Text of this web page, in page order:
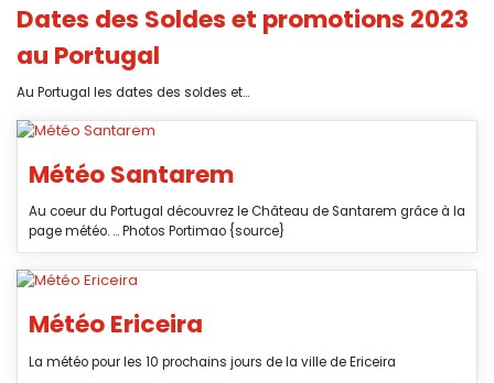
Dates des Soldes et promotions 2023
au Portugal
Au Portugal les dates des soldes et...
Météo Santarem
Au coeur du Portugal découvrez le Château de Santarem grâce à la
page météo. ... Photos Portimao {source}
Météo Ericeira
La météo pour les 10 prochains jours de la ville de Ericeira